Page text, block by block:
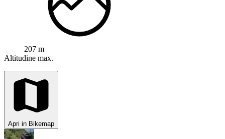
207 m
Altitudine max.
Apri in Bikemap